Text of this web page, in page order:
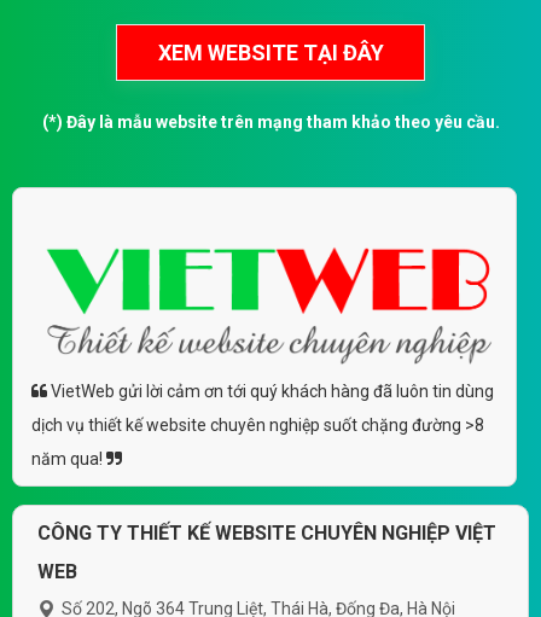
(*) Đây là mẫu website trên mạng tham khảo theo yêu cầu.
VietWeb gửi lời cảm ơn tới quý khách hàng đã luôn tin dùng
dịch vụ thiết kế website chuyên nghiệp suốt chặng đường >8
năm qua!
CÔNG TY THIẾT KẾ WEBSITE CHUYÊN NGHIỆP VIỆT
WEB
Số 202, Ngõ 364 Trung Liệt, Thái Hà, Đống Đa, Hà Nội